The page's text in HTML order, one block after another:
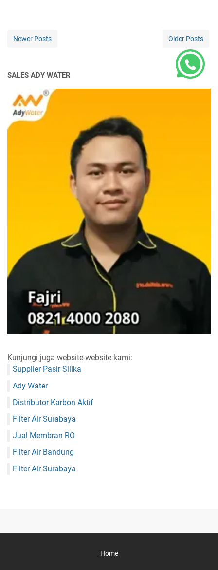
Newer Posts Older Posts
SALES ADY WATER
Kunjungi juga website-website kami:
Supplier Pasir Silika
Ady Water
Distributor Karbon Aktif
Filter Air Surabaya
Jual Membran RO
Filter Air Bandung
Filter Air Surabaya
Home